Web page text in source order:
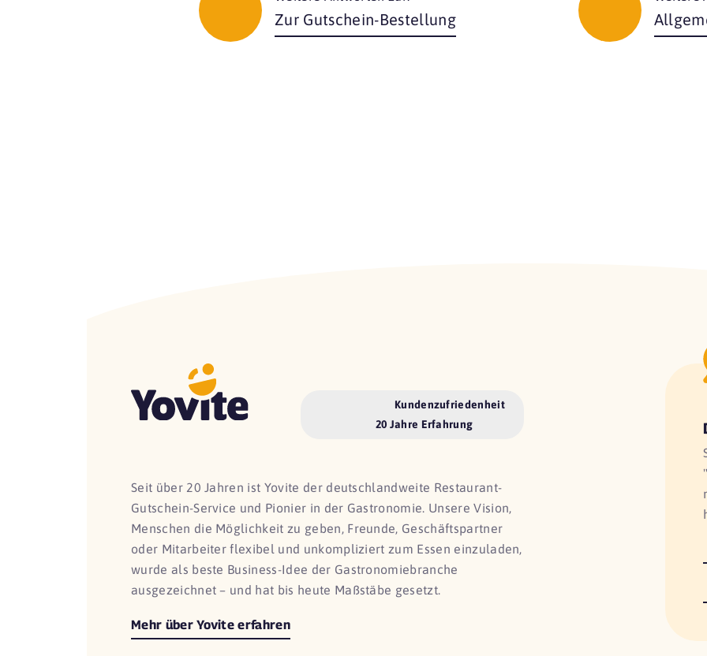
Zur Gutschein-Bestellung
Kundenzufriedenheit
20 Jahre Erfahrung
Seit über 20 Jahren ist Yovite der deutschlandweite Restaurant-
Gutschein-Service und Pionier in der Gastronomie. Unsere Vision,
Menschen die Möglichkeit zu geben, Freunde, Geschäftspartner
oder Mitarbeiter flexibel und unkompliziert zum Essen einzuladen,
wurde als beste Business-Idee der Gastronomiebranche
ausgezeichnet – und hat bis heute Maßstäbe gesetzt.
Mehr über Yovite erfahren